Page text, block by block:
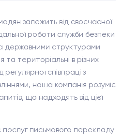
залежить від своєчасної
роботи служби безпеки
державними структурами
та територіальні в різних
співпраці з
наша компанія розуміє
що надходять від цієї
письмового перекладу